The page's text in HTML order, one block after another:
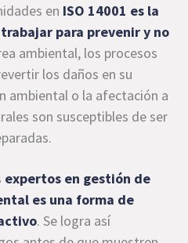
en ISO 14001 es la
para prevenir y no
ambiental, los procesos
los daños en su
ambiental o la afectación a
son susceptibles de ser
expertos en gestión de
es una forma de
. Se logra así